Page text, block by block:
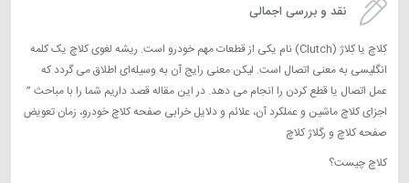
نقد و بررسی اجمالی
کِلاچ یا کِلاژ (Clutch) نام یکی از قطعات مهم خودرو است. ریشه لغوی کلاچ یک کلمه
انگلیسی به معنی اتصال است. لیکن معنی رایج آن به وسیله‌ای اطلاق می‌ گردد که
عمل اتصال یا قطع کردن را انجام می‌ دهد. در این مقاله قصد داریم شما را با مباحث ”
اجزای کلاچ ماشین و عملکرد آن، علائم و دلایل خرابی صفحه کلاچ خودرو، زمان تعویض
صفحه کلاچ و رگلاژ کلاچ
کلاچ چیست؟